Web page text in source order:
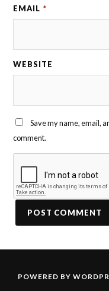
EMAIL *
WEBSITE
Save my name, email,
comment.
POWERED BY